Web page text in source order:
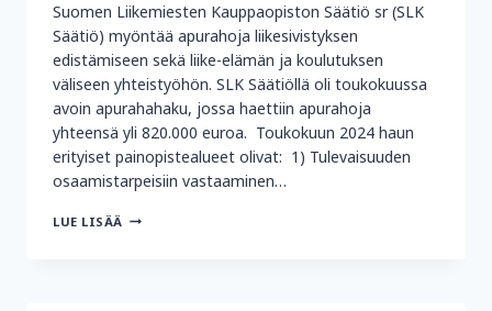
Suomen Liikemiesten Kauppaopiston Säätiö sr (SLK
Säätiö) myöntää apurahoja liikesivistyksen
edistämiseen sekä liike-elämän ja koulutuksen
väliseen yhteistyöhön. SLK Säätiöllä oli toukokuussa
avoin apurahahaku, jossa haettiin apurahoja
yhteensä yli 820.000 euroa. Toukokuun 2024 haun
erityiset painopistealueet olivat: 1) Tulevaisuuden
osaamistarpeisiin vastaaminen…
LUE LISÄÄ APURAHOJA